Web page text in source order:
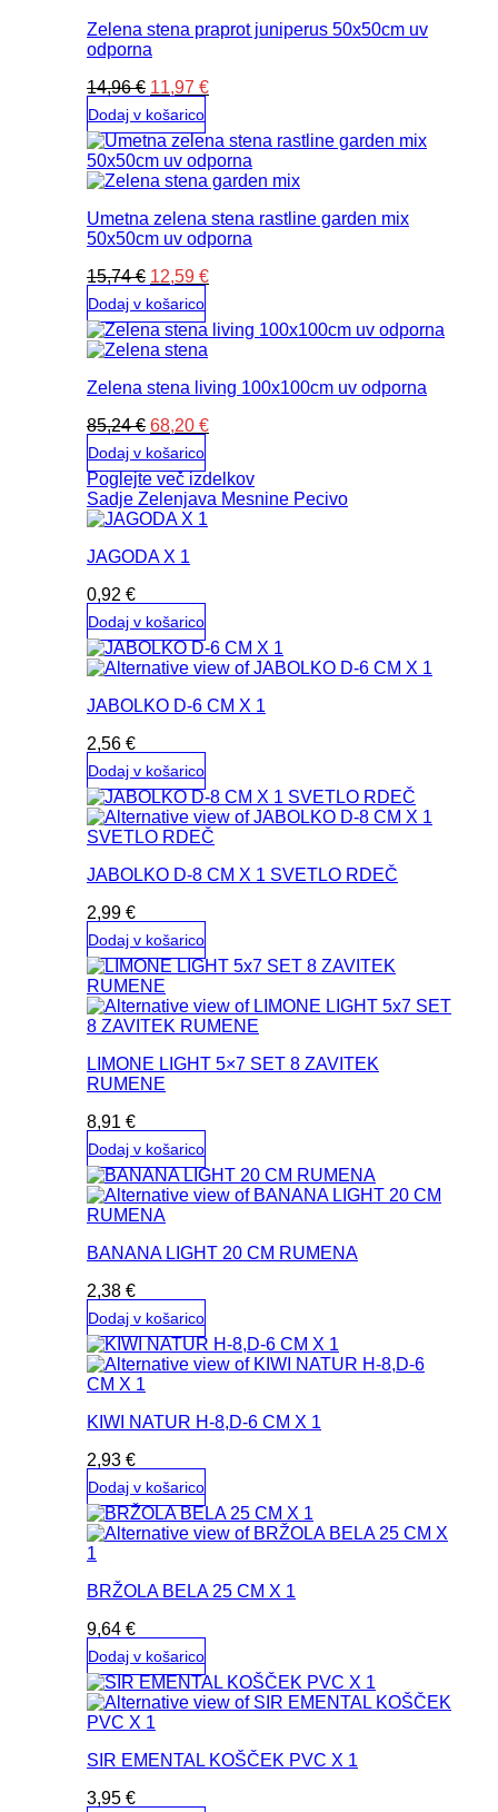
Zelena stena praprot juniperus 50x50cm uv
odporna
14,96€ Izvirna
cena
je
bila:
14,96 €.
11,97 €Trenutna
11,97 €.
Dodaj v košarico
Umetna zelena stena rastline garden mix
50x50cm uv odporna
15,74€ Izvirna
cena
je
bila:
15,74 €.
12,59 €Trenutna
12,59 €.
Dodaj v košarico
Zelena stena living 100x100cm uv odporna
85,24€ Izvirna
cena
je
bila:
85,24 €.
68,20 €Trenutna
68,20 €.
Dodaj v košarico
Poglejte več izdelkov
Sadje Zelenjava Mesnine Pecivo
JAGODA X 1
0,92 €
Dodaj v košarico
JABOLKO D-6 CM X 1
2,56 €
Dodaj v košarico
JABOLKO D-8 CM X 1 SVETLO RDEČ
2,99 €
Dodaj v košarico
LIMONE LIGHT 5×7 SET 8 ZAVITEK
RUMENE
8,91 €
Dodaj v košarico
BANANA LIGHT 20 CM RUMENA
2,38 €
Dodaj v košarico
KIWI NATUR H-8,D-6 CM X 1
2,93 €
Dodaj v košarico
BRŽOLA BELA 25 CM X 1
9,64 €
Dodaj v košarico
SIR EMENTAL KOŠČEK PVC X 1
3,95 €